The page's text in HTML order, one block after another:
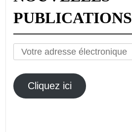
PUBLICATIONS
Votre
électronique
Cliquez ici